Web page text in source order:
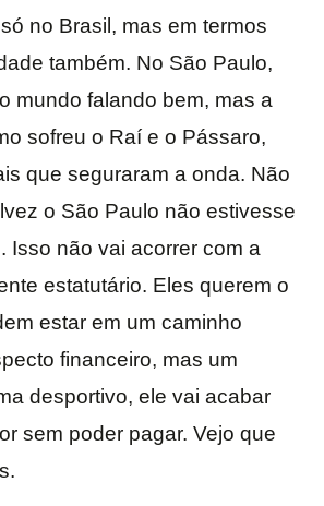
no Brasil, mas em termos
também. No São Paulo,
mundo falando bem, mas a
sofreu o Raí e o Pássaro,
que seguraram a onda. Não
o São Paulo não estivesse
Isso não vai acorrer com a
estatutário. Eles querem o
estar em um caminho
financeiro, mas um
desportivo, ele vai acabar
sem poder pagar. Vejo que